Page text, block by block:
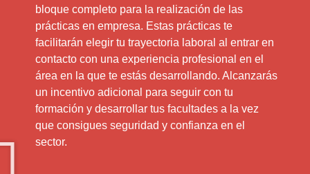
bloque completo para la realización de las
prácticas en empresa. Estas prácticas te
facilitarán elegir tu trayectoria laboral al entrar en
contacto con una experiencia profesional en el
área en la que te estás desarrollando. Alcanzarás
un incentivo adicional para seguir con tu
formación y desarrollar tus facultades a la vez
que consigues seguridad y confianza en el
sector.